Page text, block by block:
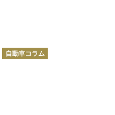
カ
テ
自動車コラム